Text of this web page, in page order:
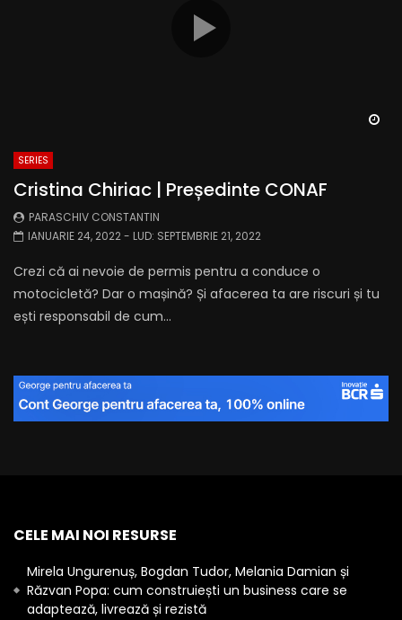
SERIES
Cristina Chiriac | Președinte CONAF
PARASCHIV CONSTANTIN
IANUARIE 24, 2022- LUD: SEPTEMBRIE 21, 2022
Crezi că ai nevoie de permis pentru a conduce o
motocicletă? Dar o mașină? Și afacerea ta are riscuri și tu
ești responsabil de cum...
CELE MAI NOI RESURSE
Mirela Ungurenuș, Bogdan Tudor, Melania Damian și
Răzvan Popa: cum construiești un business care se
adaptează, livrează și rezistă